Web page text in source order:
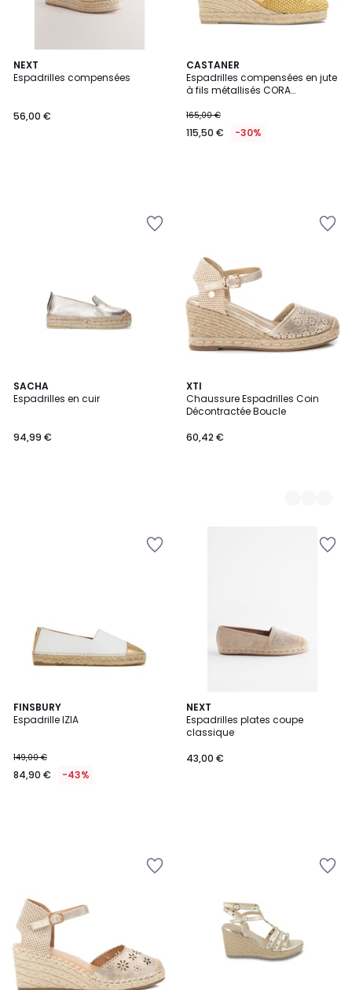
NEXT
Espadrilles compensées
56,00 €
CASTANER
Espadrilles compensées en jute
à fils métallisés CORA
165,00 €
115,50 € -30%
SACHA
Espadrilles en cuir
94,99 €
XTI
Chaussure Espadrilles Coin
Décontractée Boucle
60,42 €
3
Couleurs
FINSBURY
Espadrille IZIA
149,00 €
84,90 € -43%
NEXT
Espadrilles plates coupe
classique
43,00 €